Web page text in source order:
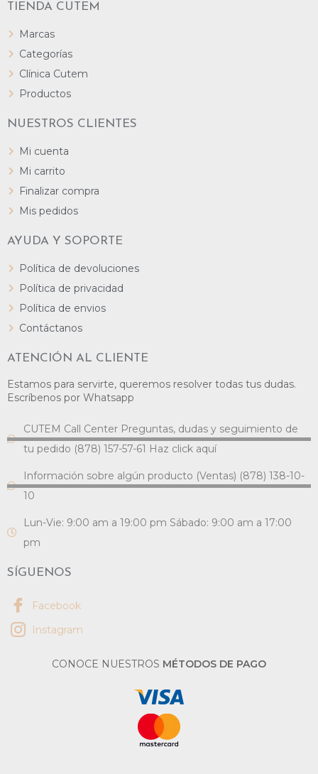
TIENDA CUTEM
Marcas
Categorías
Clínica Cutem
Productos
NUESTROS CLIENTES
Mi cuenta
Mi carrito
Finalizar compra
Mis pedidos
AYUDA Y SOPORTE
Política de devoluciones
Política de privacidad
Política de envios
Contáctanos
ATENCIÓN AL CLIENTE
Estamos para servirte, queremos resolver todas tus dudas.
Escríbenos por Whatsapp
CUTEM Call Center Preguntas, dudas y seguimiento de
tu pedido (878) 157-57-61 Haz click aquí
Información sobre algún producto (Ventas) (878) 138-10-
10
Lun-Vie: 9:00 am a 19:00 pm Sábado: 9:00 am a 17:00
pm
SÍGUENOS
Facebook
Instagram
CONOCE NUESTROS MÉTODOS DE PAGO